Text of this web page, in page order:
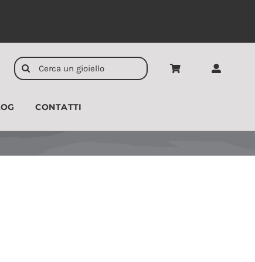
Cerca
per:
CONTATTI